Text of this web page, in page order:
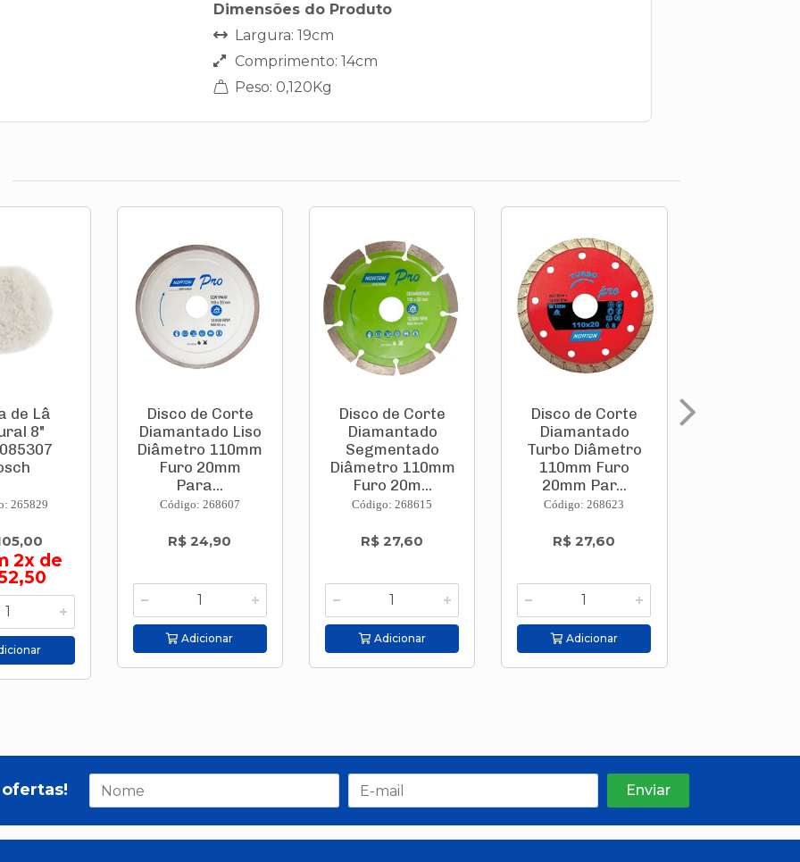
Dimensões do Produto
Largura: 19cm
Comprimento: 14cm
Peso: 0,120Kg
de Lâ
8"
265829
2x de
Disco de Corte
Diamantado Liso
Diâmetro 110mm
Furo 20mm
Para...
Código: 268607
R$ 24,90
Adicionar
Disco de Corte
Diamantado
Segmentado
Diâmetro 110mm
Furo 20m...
Código: 268615
R$ 27,60
Adicionar
Disco de Corte
Diamantado
Turbo Diâmetro
110mm Furo
20mm Par...
Código: 268623
R$ 27,60
Adicionar